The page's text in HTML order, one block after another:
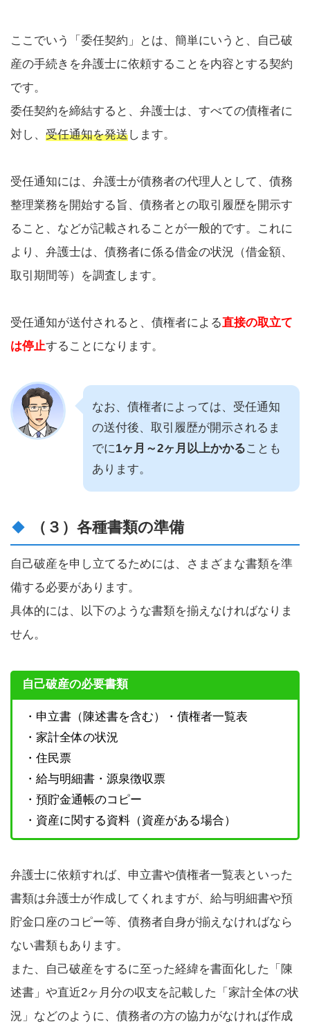
ここでいう「委任契約」とは、簡単にいうと、自己破
産の手続きを弁護士に依頼することを内容とする契約
です。
委任契約を締結すると、弁護士は、すべての債権者に
対し、 受任通知を発送します。
受任通知には、弁護士が債務者の代理人として、債務
整理業務を開始する旨、債務者との取引履歴を開示す
ること、などが記載されることが一般的です。これに
より、弁護士は、債務者に係る借金の状況（借金額、
取引期間等）を調査します。
受任通知が送付されると、債権者による直接の取立て
は停止することになります。
なお、債権者によっては、受任通知
の送付後、取引履歴が開示されるま
でに1ヶ月～2ヶ月以上かかることも
あります。
（３）各種書類の準備
自己破産を申し立てるためには、さまざまな書類を準
備する必要があります。
具体的には、以下のような書類を揃えなければなりま
せん。
自己破産の必要書類
・申立書（陳述書を含む）・債権者一覧表
・家計全体の状況
・住民票
・給与明細書・源泉徴収票
・預貯金通帳のコピー
・資産に関する資料（資産がある場合）
弁護士に依頼すれば、申立書や債権者一覧表といった
書類は弁護士が作成してくれますが、給与明細書や預
貯金口座のコピー等、債務者自身が揃えなければなら
ない書類もあります。
また、自己破産をするに至った経緯を書面化した「陳
述書」や直近2ヶ月分の収支を記載した「家計全体の状
況」などのように、債務者の方の協力がなければ作成